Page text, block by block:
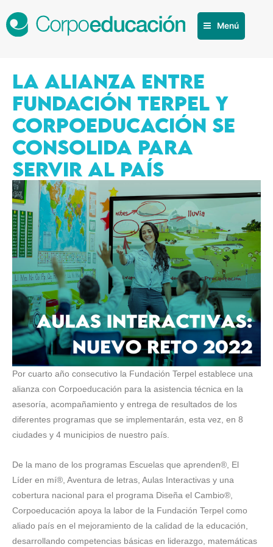
Menú
LA ALIANZA ENTRE
FUNDACIÓN TERPEL Y
CORPOEDUCACIÓN SE
CONSOLIDA PARA
SERVIR AL PAÍS
Por cuarto año consecutivo la Fundación Terpel establece una
alianza con Corpoeducación para la asistencia técnica en la
asesoría, acompañamiento y entrega de resultados de los
diferentes programas que se implementarán, esta vez, en 8
ciudades y 4 municipios de nuestro país.
De la mano de los programas Escuelas que aprenden®, El
Líder en mí®, Aventura de letras, Aulas Interactivas y una
cobertura nacional para el programa Diseña el Cambio®,
Corpoeducación apoya la labor de la Fundación Terpel como
aliado país en el mejoramiento de la calidad de la educación,
desarrollando competencias básicas en liderazgo, matemáticas